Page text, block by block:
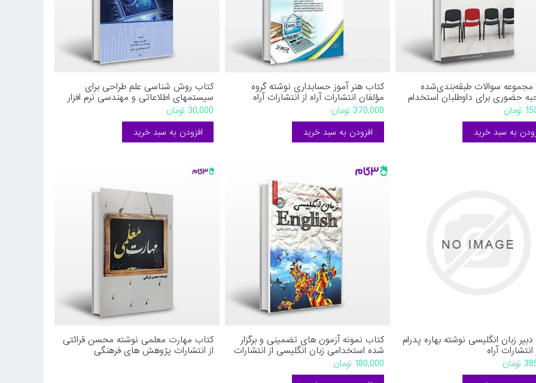
سوالات طبقه‌بندی‌شده
حضوری برای داوطلبان استخدام
و موسسات دولتی و
(بر اساس جدیدترین اطلاعات و
نوشته زهره عبدالله‌نژاد از
کیان
کتاب هنر آموز حسابداری نوشته گروه
مؤلفان انتشارات آراه از انتشارات آراه
370,000 تومان
کتاب روش شناسی علم طراحی برای
سیستمهای اطلاعاتی و مهندسی نرم افزار
نوشته امیر مانیان و محمدحسین رونقی
از نگاه دانش
30,000 تومان
زبان انگلیسی نوشته بهاره پدرام
انتشارات آراه
کتاب نمونه آزمون های تضمینی و برگزار
شده استخدامی زبان انگلیسی از انتشارات
رویای سبز نوشته زینب اعتدادی
180,000 تومان
کتاب مهارت معلمی نوشته محسن قرائتی
از انتشارات پژوهش های فرهنگی